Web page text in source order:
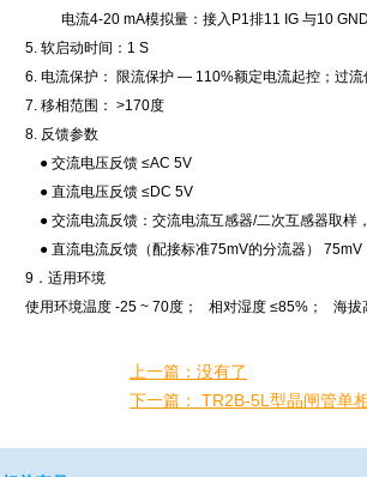
电流4-20 mA模拟量：接入P1排11 IG 与10 GND
5. 软启动时间：1 S
6. 电流保护： 限流保护 — 110%额定电流起控；过
7. 移相范围： >170度
8. 反馈参数
● 交流电压反馈 ≤AC 5V
● 直流电压反馈 ≤DC 5V
● 交流电流反馈：交流电流互感器/二次互感器取样
● 直流电流反馈（配接标准75mV的分流器） 75mV
9．适用环境
使用环境温度 -25 ~ 70度； 相对湿度 ≤85%； 海拔
上一篇：没有了
下一篇： TR2B-5L型晶闸管单